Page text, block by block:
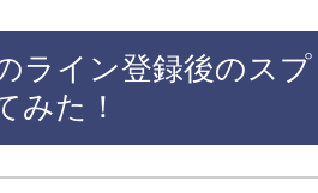
ライン登録後のス
みた！